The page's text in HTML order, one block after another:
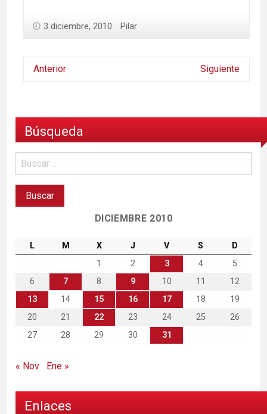
3 diciembre, 2010 Pilar
Anterior Siguiente
Búsqueda
DICIEMBRE 2010
L M X J V S
D
1
2 3 4
5
6
7 8 9 10 11
12
13
14 15 16 17 18
19
20
21 22 23 24 25
26
27
28 29 30 31
« Nov Ene »
Enlaces